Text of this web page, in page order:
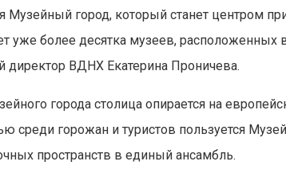
Музейный город, который станет центром
уже более десятка музеев, расположенных
директор ВДНХ Екатерина Проничева.
города столица опирается на
среди горожан и туристов пользуется
пространств в единый ансамбль.